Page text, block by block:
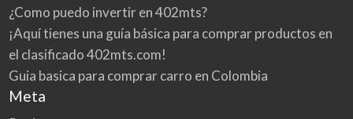
¿Como puedo invertir en 402mts?
¡Aquí tienes una guía básica para comprar productos en
el clasificado 402mts.com!
Guia basica para comprar carro en Colombia
Meta